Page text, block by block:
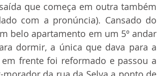
que começa em outra também
com a pronúncia). Cansado do
belo apartamento em um 5º andar
frente foi reformado e passou a